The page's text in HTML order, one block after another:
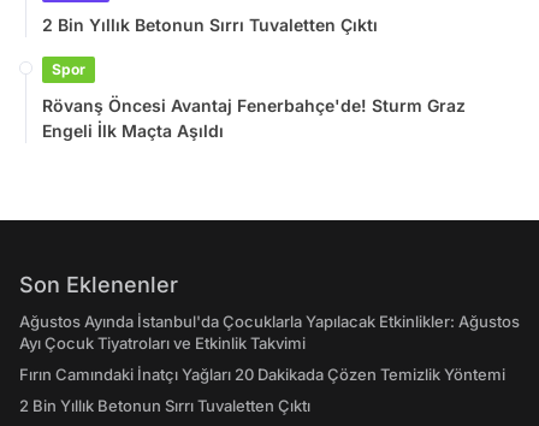
2 Bin Yıllık Betonun Sırrı Tuvaletten Çıktı
Spor
Rövanş Öncesi Avantaj Fenerbahçe'de! Sturm Graz
Engeli İlk Maçta Aşıldı
Son Eklenenler
Ağustos Ayında İstanbul'da Çocuklarla Yapılacak Etkinlikler: Ağustos
Ayı Çocuk Tiyatroları ve Etkinlik Takvimi
Fırın Camındaki İnatçı Yağları 20 Dakikada Çözen Temizlik Yöntemi
2 Bin Yıllık Betonun Sırrı Tuvaletten Çıktı